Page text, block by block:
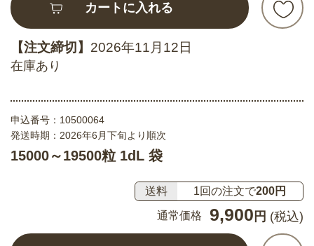
カートに入れる
【注文締切】 2026年11月12日
在庫あり
申込番号： 10500064
発送時期：2026年6月下旬より順次
15000～19500粒 1dL 袋
送料 1回の注文で200円
通常価格 9,900 円 (税込)